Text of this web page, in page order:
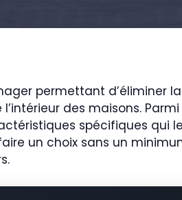
permettant d’éliminer
des maisons.
spécifiques qui
un choix sans un